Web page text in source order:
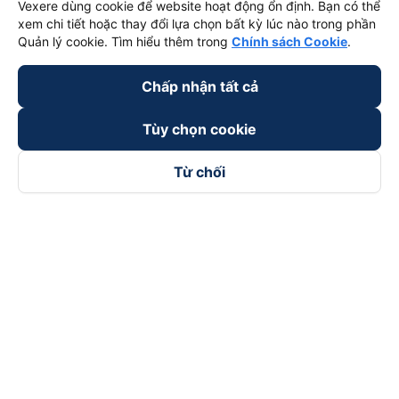
Vexere dùng cookie để website hoạt động ổn định. Bạn có thể
xem chi tiết hoặc thay đổi lựa chọn bất kỳ lúc nào trong phần
Quản lý cookie. Tìm hiểu thêm trong Chính sách Cookie.
Chấp nhận tất cả
Tùy chọn cookie
Từ chối